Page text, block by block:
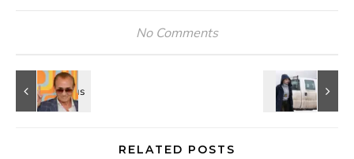
No Comments
RELATED POSTS